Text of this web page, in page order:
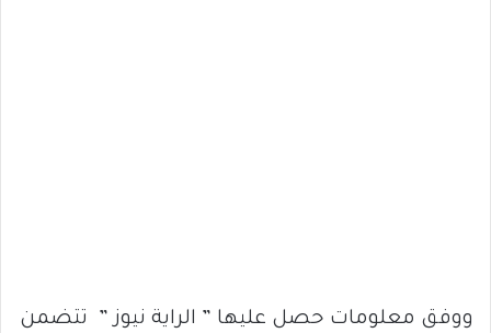
ووفق معلومات حصل عليها ” الراية نيوز ” تتضمن